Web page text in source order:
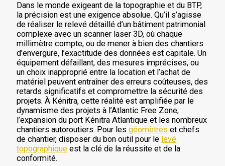
Dans le monde exigeant de la topographie et du BTP,
la précision est une exigence absolue. Qu’il s’agisse
de réaliser le relevé détaillé d’un bâtiment patrimonial
complexe avec un scanner laser 3D, où chaque
millimètre compte, ou de mener à bien des chantiers
d’envergure, l’exactitude des données est capitale. Un
équipement défaillant, des mesures imprécises, ou
un choix inapproprié entre la location et l’achat de
matériel peuvent entraîner des erreurs coûteuses, des
retards significatifs et compromettre la sécurité des
projets. À Kénitra, cette réalité est amplifiée par le
dynamisme des projets à l’Atlantic Free Zone,
l’expansion du port Kénitra Atlantique et les nombreux
chantiers autoroutiers. Pour lesgéomètres et chefs
de chantier, disposer du bon outil pour le levé
topographique est la clé de la réussite et de la
conformité.